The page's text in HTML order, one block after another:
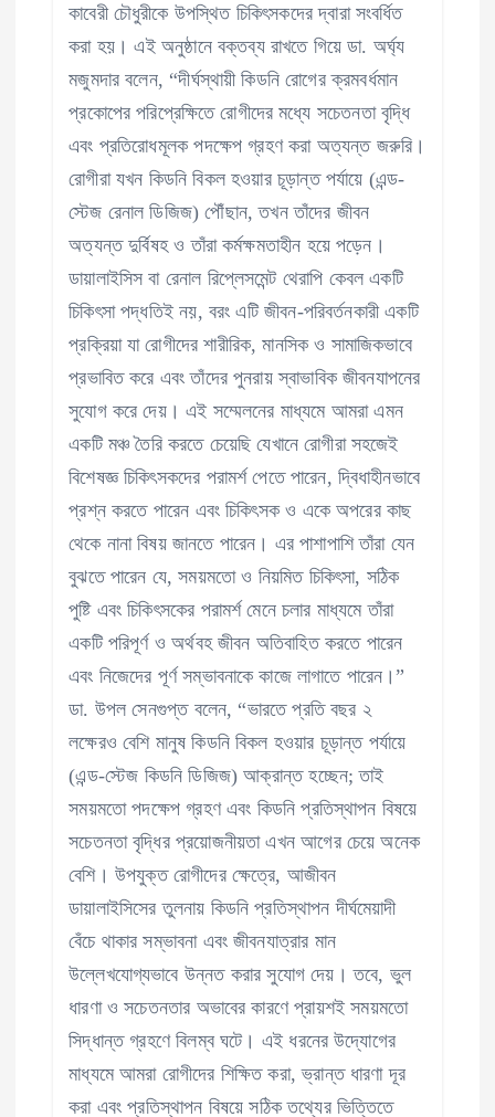
কাবেরী চৌধুরীকে উপস্থিত চিকিৎসকদের দ্বারা সংবর্ধিত
করা হয়। এই অনুষ্ঠানে বক্তব্য রাখতে গিয়ে ডা. অর্ঘ্য
মজুমদার বলেন, “দীর্ঘস্থায়ী কিডনি রোগের ক্রমবর্ধমান
প্রকোপের পরিপ্রেক্ষিতে রোগীদের মধ্যে সচেতনতা বৃদ্ধি
এবং প্রতিরোধমূলক পদক্ষেপ গ্রহণ করা অত্যন্ত জরুরি।
রোগীরা যখন কিডনি বিকল হওয়ার চূড়ান্ত পর্যায়ে (এন্ড-
স্টেজ রেনাল ডিজিজ) পৌঁছান, তখন তাঁদের জীবন
অত্যন্ত দুর্বিষহ ও তাঁরা কর্মক্ষমতাহীন হয়ে পড়েন।
ডায়ালাইসিস বা রেনাল রিপ্লেসমেন্ট থেরাপি কেবল একটি
চিকিৎসা পদ্ধতিই নয়, বরং এটি জীবন-পরিবর্তনকারী একটি
প্রক্রিয়া যা রোগীদের শারীরিক, মানসিক ও সামাজিকভাবে
প্রভাবিত করে এবং তাঁদের পুনরায় স্বাভাবিক জীবনযাপনের
সুযোগ করে দেয়। এই সম্মেলনের মাধ্যমে আমরা এমন
একটি মঞ্চ তৈরি করতে চেয়েছি যেখানে রোগীরা সহজেই
বিশেষজ্ঞ চিকিৎসকদের পরামর্শ পেতে পারেন, দ্বিধাহীনভাবে
প্রশ্ন করতে পারেন এবং চিকিৎসক ও একে অপরের কাছ
থেকে নানা বিষয় জানতে পারেন। এর পাশাপাশি তাঁরা যেন
বুঝতে পারেন যে, সময়মতো ও নিয়মিত চিকিৎসা, সঠিক
পুষ্টি এবং চিকিৎসকের পরামর্শ মেনে চলার মাধ্যমে তাঁরা
একটি পরিপূর্ণ ও অর্থবহ জীবন অতিবাহিত করতে পারেন
এবং নিজেদের পূর্ণ সম্ভাবনাকে কাজে লাগাতে পারেন।”
ডা. উপল সেনগুপ্ত বলেন, “ভারতে প্রতি বছর ২
লক্ষেরও বেশি মানুষ কিডনি বিকল হওয়ার চূড়ান্ত পর্যায়ে
(এন্ড-স্টেজ কিডনি ডিজিজ) আক্রান্ত হচ্ছেন; তাই
সময়মতো পদক্ষেপ গ্রহণ এবং কিডনি প্রতিস্থাপন বিষয়ে
সচেতনতা বৃদ্ধির প্রয়োজনীয়তা এখন আগের চেয়ে অনেক
বেশি। উপযুক্ত রোগীদের ক্ষেত্রে, আজীবন
ডায়ালাইসিসের তুলনায় কিডনি প্রতিস্থাপন দীর্ঘমেয়াদী
বেঁচে থাকার সম্ভাবনা এবং জীবনযাত্রার মান
উল্লেখযোগ্যভাবে উন্নত করার সুযোগ দেয়। তবে, ভুল
ধারণা ও সচেতনতার অভাবের কারণে প্রায়শই সময়মতো
সিদ্ধান্ত গ্রহণে বিলম্ব ঘটে। এই ধরনের উদ্যোগের
মাধ্যমে আমরা রোগীদের শিক্ষিত করা, ভ্রান্ত ধারণা দূর
করা এবং প্রতিস্থাপন বিষয়ে সঠিক তথ্যের ভিত্তিতে